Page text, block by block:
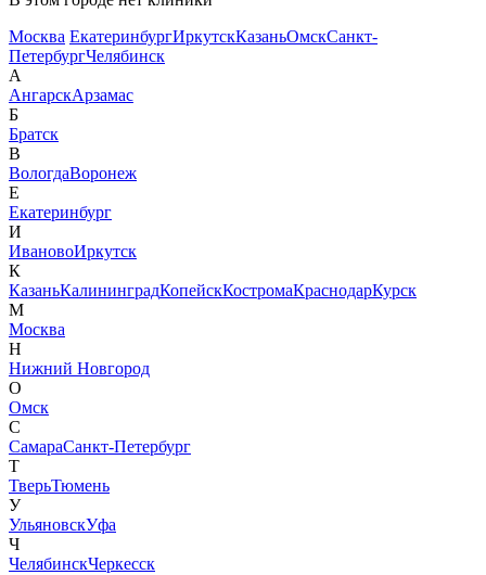
Москва ЕкатеринбургИркутскКазаньОмскСанкт-
ПетербургЧелябинск
А
АнгарскАрзамас
Б
Братск
В
ВологдаВоронеж
Е
Екатеринбург
И
ИвановоИркутск
К
КазаньКалининградКопейскКостромаКраснодарКурск
М
Москва
Н
Нижний Новгород
О
Омск
С
СамараСанкт-Петербург
Т
ТверьТюмень
У
УльяновскУфа
Ч
ЧелябинскЧеркесск